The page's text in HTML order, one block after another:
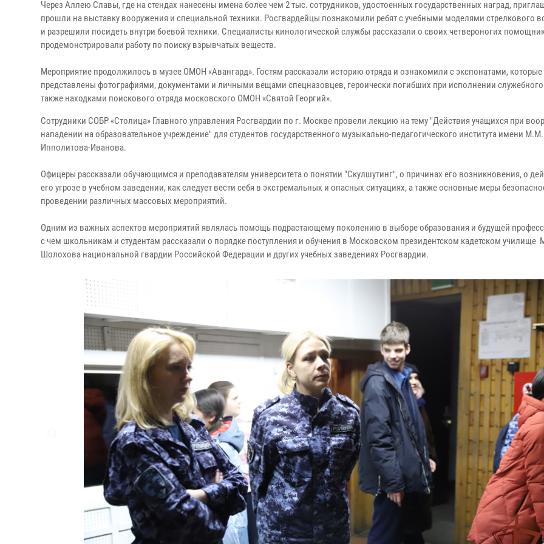
Через Аллею Славы, где на стендах нанесены имена более чем 2 тыс. сотрудников, удостоенных государственных наград,
прошли на выставку вооружения и специальной техники. Росгвардейцы познакомили ребят с учебными моделями стрелкового
и разрешили посидеть внутри боевой техники. Специалисты кинологической службы рассказали о своих четвероногих
продемонстрировали работу по поиску взрывчатых веществ.
Мероприятие продолжилось в музее ОМОН «Авангард». Гостям рассказали историю отряда и ознакомили с экспонатами, которые
представлены фотографиями, документами и личными вещами спецназовцев, героически погибших при исполнении служебного
также находками поискового отряда московского ОМОН «Святой Георгий».
Сотрудники СОБР «Столица» Главного управления Росгвардии по г. Москве провели лекцию на тему "Действия учащихся при
нападении на образовательное учреждение" для студентов государственного музыкально-педагогического института имени М.М.
Ипполитова-Иванова.
Офицеры рассказали обучающимся и преподавателям университета о понятии "Скулшутинг", о причинах его возникновения, о
его угрозе в учебном заведении, как следует вести себя в экстремальных и опасных ситуациях, а также основные меры
проведении различных массовых мероприятий.
Одним из важных аспектов мероприятий являлась помощь подрастающему поколению в выборе образования и будущей
с чем школьникам и студентам рассказали о порядке поступления и обучения в Московском президентском кадетском училище
Шолохова национальной гвардии Российской Федерации и других учебных заведениях Росгвардии.